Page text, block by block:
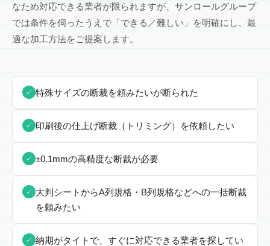
なため対応できる業者が限られますが、サンロールグループ
では条件を伺ったうえで「できる／難しい」を明確にし、最
適な加工方法をご提案します。
✓ 特殊サイズの断裁を頼みたいが断られた
✓ 印刷後の仕上げ断裁（トリミング）を依頼したい
✓ ±0.1mmの高精度な断裁が必要
✓ 大判シートからA列規格・B列規格などへの一括断裁
を頼みたい
✓ 納期がタイトで、すぐに対応できる業者を探してい